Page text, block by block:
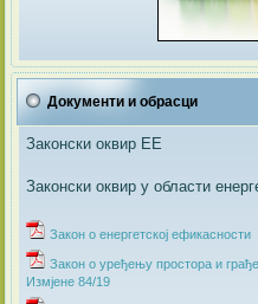
Документи и обрасци
Законски оквир ЕЕ
Законски оквир у области
Закон о енергетској ефикасности
Закон о уређењу простора и
Измјене 84/19